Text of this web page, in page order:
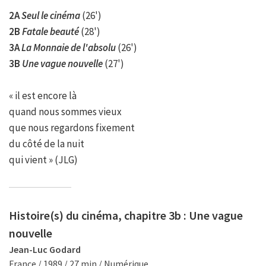
2ASeul le cinéma(26')
2BFatale beauté(28')
3ALa Monnaie de l'absolu(26')
3B Une vague nouvelle(27')
« il est encore là
quand nous sommes vieux
que nous regardons fixement
du côté de la nuit
qui vient » (JLG)
Histoire(s) du cinéma, chapitre 3b : Une vague
nouvelle
Jean-Luc Godard